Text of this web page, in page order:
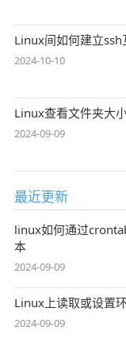
Linux间如何建立ssh
2024-10-10
Linux查看文件夹大
2024-09-09
最近更新
linux如何通过
本
2024-09-09
Linux上读取或设置
2024-09-09